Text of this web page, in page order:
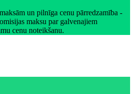
un pilnīga cenu pārredzamība -
maksu par galvenajiem
cenu noteikšanu.